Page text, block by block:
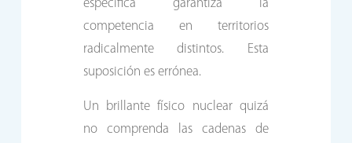
específica garantiza la
competencia en territorios
radicalmente distintos. Esta
suposición es errónea.
Un brillante físico nuclear quizá
no comprenda las cadenas de